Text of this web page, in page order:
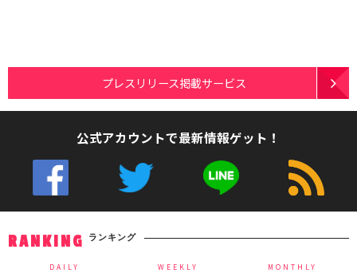
プレスリリース掲載サービス
公式アカウントで最新情報ゲット！
RANKING ランキング
DAILY WEEKLY MONTHLY